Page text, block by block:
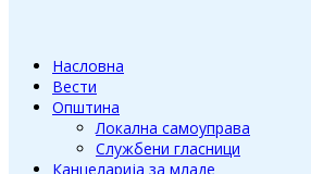
Насловна
Вести
Општина
Локална самоуправа
Службени гласници
Канцеларија за младе